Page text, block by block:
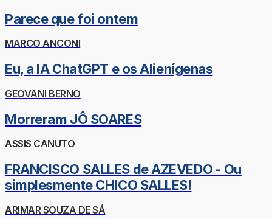
Parece que foi ontem
MARCO ANCONI
Eu, a IA ChatGPT e os Alienígenas
GEOVANI BERNO
Morreram JÔ SOARES
ASSIS CANUTO
FRANCISCO SALLES de AZEVEDO - Ou
simplesmente CHICO SALLES!
ARIMAR SOUZA DE SÁ